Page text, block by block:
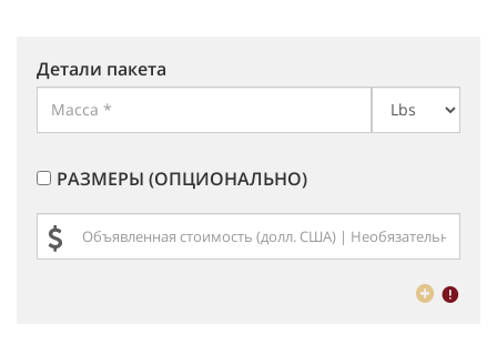
Детали пакета
РАЗМЕРЫ (ОПЦИОНАЛЬНО)